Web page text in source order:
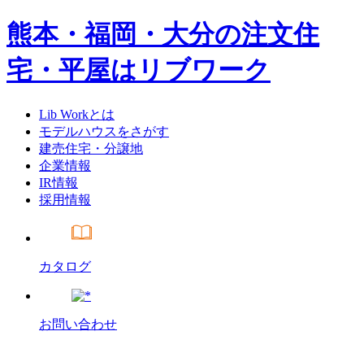
熊本・福岡・大分の注文住
宅・平屋はリブワーク
Lib Workとは
モデルハウスをさがす
建売住宅・分譲地
企業情報
IR情報
採用情報
カタログ
お問い合わせ